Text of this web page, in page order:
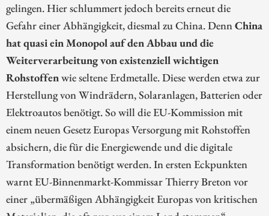
gelingen. Hier schlummert jedoch bereits erneut die
Gefahr einer Abhängigkeit, diesmal zu China. DennChina
hat quasi ein Monopol auf den Abbau und die
Weiterverarbeitung von existenziell wichtigen
Rohstoffenwie seltene Erdmetalle. Diese werden etwa zur
Herstellung von Windrädern, Solaranlagen, Batterien oder
Elektroautos benötigt. So will die EU-Kommission mit
einem neuen Gesetz Europas Versorgung mit Rohstoffen
absichern, die für die Energiewende und die digitale
Transformation benötigt werden. In ersten Eckpunkten
warnt EU-Binnenmarkt-Kommissar Thierry Breton vor
einer „übermäßigen Abhängigkeit Europas von kritischen